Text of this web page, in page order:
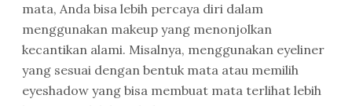
mata, Anda bisa lebih percaya diri dalam
menggunakan makeup yang menonjolkan
kecantikan alami. Misalnya, menggunakan eyeliner
yang sesuai dengan bentuk mata atau memilih
eyeshadow yang bisa membuat mata terlihat lebih